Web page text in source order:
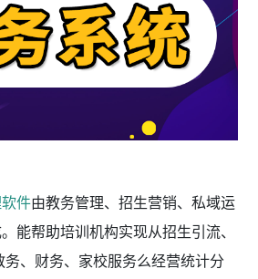
件由教务管理、招生营销、私域运
能帮助培训机构实现从招生引流、
、财务、家校服务么经营统计分